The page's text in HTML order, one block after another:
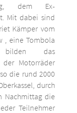
dem Ex-
Mit dabei sind
Kämper vom
, eine Tombola
das
der Motorräder
die rund 2000
durch
Nachmittag die
Teilnehmer